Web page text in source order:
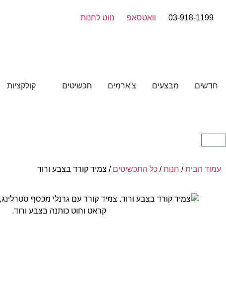
03-918-1199 וואטסאפ נווט לחנות
חדשים מבצעים צ'ארמים תכשיטים קולקציות
עמוד הבית/ חנות/ כל התכשיטים / צמיד קורד בצבע ורוד